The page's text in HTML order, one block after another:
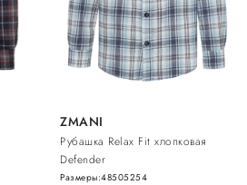
ZMANI
Рубашка Relax Fit хлопковая
Defender
Размеры:48505254